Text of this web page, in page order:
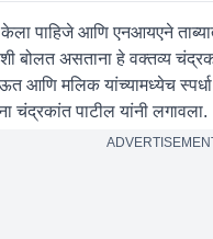
केला पाहिजे आणि एनआयएने
बोलत असताना हे वक्तव्य
मलिक यांच्यामध्येच स्पर्धा
चंद्रकांत पाटील यांनी लगावला.